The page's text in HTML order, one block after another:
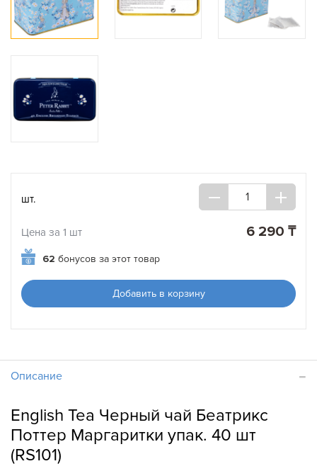
шт.
Цена за 1 шт 6 290 ₸
62 бонусов за этот товар
Добавить в корзину
Описание
English Tea Черный чай Беатрикс
Поттер Маргаритки упак. 40 шт
(RS101)